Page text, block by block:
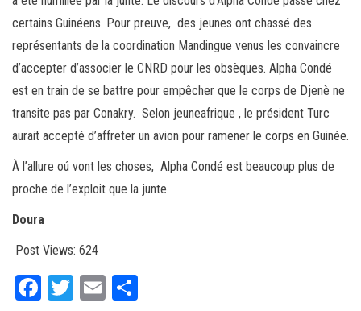
certains Guinéens. Pour preuve, des jeunes ont chassé des
représentants de la coordination Mandingue venus les convaincre
d’accepter d’associer le CNRD pour les obsèques. Alpha Condé
est en train de se battre pour empêcher que le corps de Djenè ne
transite pas par Conakry. Selon jeuneafrique , le président Turc
aurait accepté d’affreter un avion pour ramener le corps en Guinée.
À l’allure oú vont les choses, Alpha Condé est beaucoup plus de
proche de l’exploit que la junte.
Doura
Post Views: 624
Fa T
E